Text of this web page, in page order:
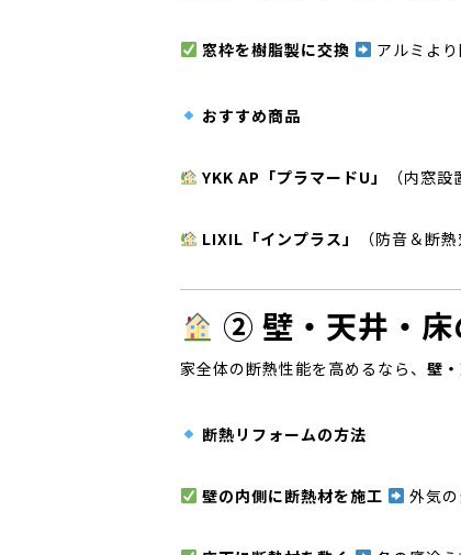
窓枠を樹脂製に交換 アルミよ
おすすめ商品
YKK AP「プラマードU」 （内窓
LIXIL「インプラス」 （防音＆断
② 壁・天井・床
家全体の断熱性能を高めるなら、 壁
断熱リフォームの方法
壁の内側に断熱材を施工 外気の